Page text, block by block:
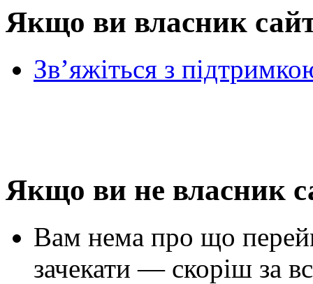
Якщо ви власник
Зв’яжіться з
Якщо ви не власник
Вам нема про що
зачекати — скоріш за